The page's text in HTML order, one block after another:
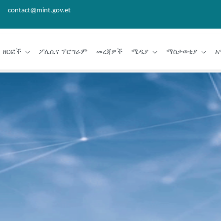
contact@mint.gov.et
ዘርፎች ፖሊሲና ፕሮግራም መረጃዎች ሚዲያ ማስታወቂያ